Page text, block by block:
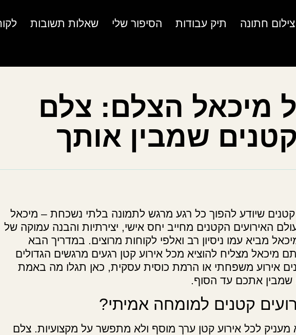
צילום חתונה תיק עבודות הסיפור שלי שאלות תשובות
מיכאל הצלם: צלם
שמבין אותך
שיודע להפוך כל רגע מרגש לתמונה בלתי נשכחת – מיכאל
האירועים הקטנים מחייב יחס אישי, יצירתיות והבנה עמוקה של
מביא עמו ניסיון רב ואלפי לקוחות מרוצים. במדריך הבא
מיכאל מצליח להוציא מכל אירוע קטן רגעים מרגשים הגדולים
אירוע משפחתי או הרמת כוסית עסקית, כאן תגלו מה באמת
שמבין אתכם עד הסוף.
קטנים למומחה אמיתי?
מעניק לכל אירוע קטן ערך מוסף ולא מתפשר על מקצועיות. צלם